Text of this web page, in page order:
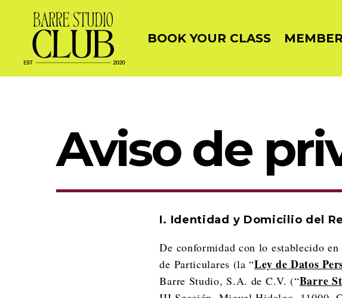
BOOK YOUR CLASS
Aviso de
I. Identidad y Domicilio del
De conformidad con lo establecido
de Particulares (la “Ley de Datos
Barre Studio, S.A. de C.V. (“Barre